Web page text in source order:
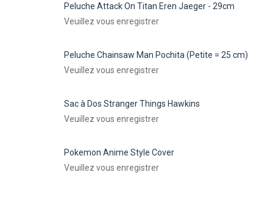
Peluche Attack On Titan Eren Jaeger - 29cm
Veuillez vous enregistrer
Peluche Chainsaw Man Pochita (Petite = 25 cm)
Veuillez vous enregistrer
Sac à Dos Stranger Things Hawkins
Veuillez vous enregistrer
Pokemon Anime Style Cover
Veuillez vous enregistrer